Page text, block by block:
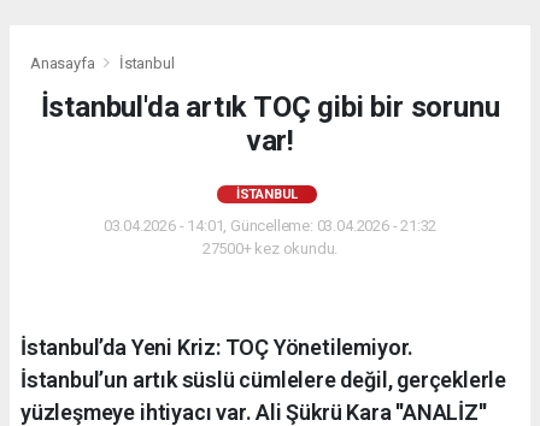
Anasayfa İstanbul
İstanbul'da artık TOÇ gibi bir sorunu
var!
İSTANBUL
03.04.2026 - 14:01, Güncelleme: 03.04.2026 - 21:32
27500+ kez okundu.
İstanbul’da Yeni Kriz: TOÇ Yönetilemiyor.
İstanbul’un artık süslü cümlelere değil, gerçeklerle
yüzleşmeye ihtiyacı var. Ali Şükrü Kara ''ANALİZ''